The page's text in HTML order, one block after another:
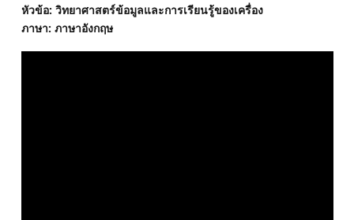
หัวข้อ: วิทยาศาสตร์ข้อมูลและการเรียนรู้ของเครื่อง
ภาษา: ภาษาอังกฤษ